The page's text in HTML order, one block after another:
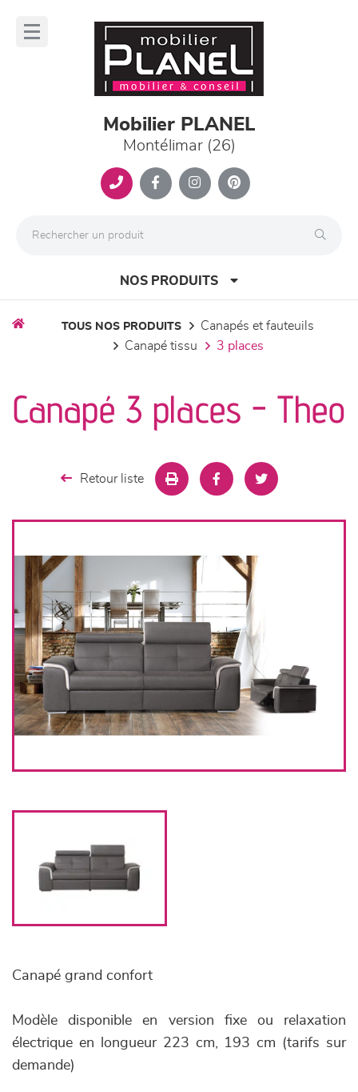
Mobilier PLANEL
Montélimar (26)
NOS PRODUITS
séjours
chambres et dressing
décoration
TOUS NOS PRODUITS
canapés et fauteuils
canapé tissu
3 places
Canapé 3 places - Theo
Retour liste
Canapé grand confort
Modèle disponible en version fixe ou relaxation
électrique en longueur 223 cm, 193 cm (tarifs sur
demande)